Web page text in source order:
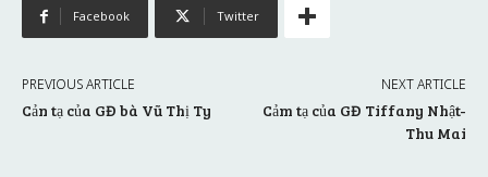
Facebook Twitter
PREVIOUS ARTICLE
Cản tạ của GĐ bà Vũ Thị Ty
NEXT ARTICLE
Cảm tạ của GĐ Tiffany Nhật-
Thu Mai